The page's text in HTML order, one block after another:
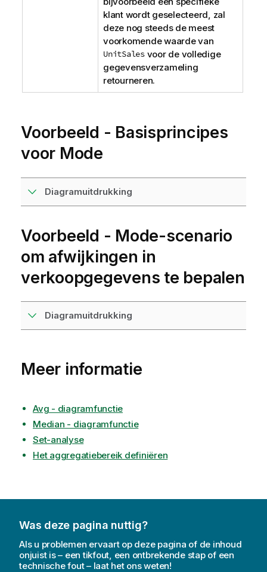
klant wordt geselecteerd, zal
deze nog steeds de meest
voorkomende waarde van
UnitSalesvoor de volledige
gegevensverzameling
retourneren.
Voorbeeld - Basisprincipes
voor Mode
Diagramuitdrukking
Voorbeeld - Mode-scenario
om afwijkingen in
verkoopgegevens te bepalen
Diagramuitdrukking
Meer informatie
Avg - diagramfunctie
Median - diagramfunctie
Set-analyse
Het aggregatiebereik definiëren
Was deze pagina nuttig?
Als u problemen ervaart op deze pagina of de inhoud
onjuist is – een tikfout, een ontbrekende stap of een
technische fout – laat het ons weten!